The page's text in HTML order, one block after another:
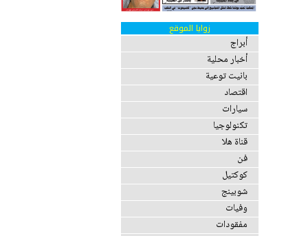
زوايا الموقع
أبراج
أخبار محلية
بانيت توعية
اقتصاد
سيارات
تكنولوجيا
قناة هلا
فن
كوكتيل
شوبينج
وفيات
مفقودات